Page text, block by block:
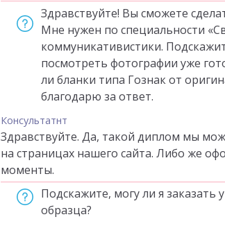
Здравствуйте! Вы сможете
Мне нужен по специальности
коммуникативистики.
посмотреть фотографии уже
ли бланки типа Гознак от
благодарю за ответ.
Консультатнт
Здравствуйте. Да, такой диплом мы
на страницах нашего сайта. Либо же
моменты.
Подскажите, могу ли я
образца?